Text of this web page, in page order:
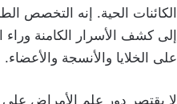
الكائنات الحية. إنه التخصص
إلى كشف الأسرار الكامنة وراء
على الخلايا والأنسجة والأعضاء.